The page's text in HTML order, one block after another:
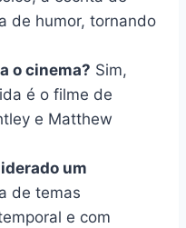
de humor, tornando
o cinema? Sim,
é o filme de
e Matthew
um
de temas
e com